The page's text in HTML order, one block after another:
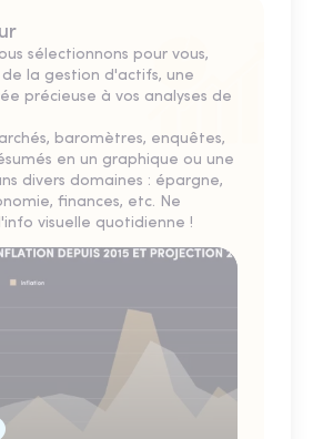
sélectionnons pour vous,
la gestion d'actifs, une
précieuse à vos analyses de
baromètres, enquêtes,
en un graphique ou une
divers domaines : épargne,
finances, etc. Ne
visuelle quotidienne !